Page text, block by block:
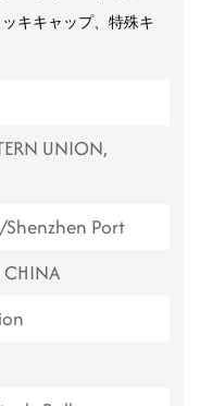
キキャップ、特殊キ
UNION,
Port